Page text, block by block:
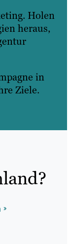
Holen
heraus,
in
Ziele.